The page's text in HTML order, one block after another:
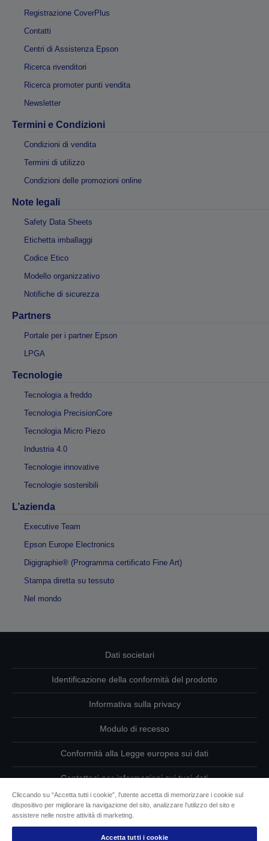
Registrazione CoverPlus
Contatti
Centri di Assistenza Epson
Ricerca rivenditori
Ricerca promoter punti vendita
Newsletter
Termini e Condizioni
Condizioni di vendita
Termini di utilizzo
Condizioni delle promozioni online
Note legali
Safety Data Sheets
Etichetta imballaggi
Codice Etico
Modello organizzativo
Notifiche di sicurezza
Partners
Portale per i partner Epson
LPGA
Tecnologie
Tecnologia a freddo
Tecnologia PrecisionCore
Tecnologia Micro Piezo
Industria 4.0
Tecnologie innovative
Tecnologie sostenibili
L’azienda
Executive Team
Epson Europe Electronics
Digigraphie® (Programma certificato Fine Art)
Stampa diretta su tessuto
Nel mondo
Dati societari
Identificazione della conformità del prodotto
Informativa sulla privacy
Modulo di recesso
Conformità alla Legge europea sui dati
Contattaci per informazioni sui tuoi dati
Informazioni sui cookie
L’impegno di Epson per l’accessibilità
Cliccando su “Accetta tutti i cookie”, l'utente accetta di memorizzare i cookie sul
dispositivo per migliorare la navigazione del sito, analizzare l'utilizzo del sito e
assistere nelle nostre attività di marketing.
Accetta tutti i cookie